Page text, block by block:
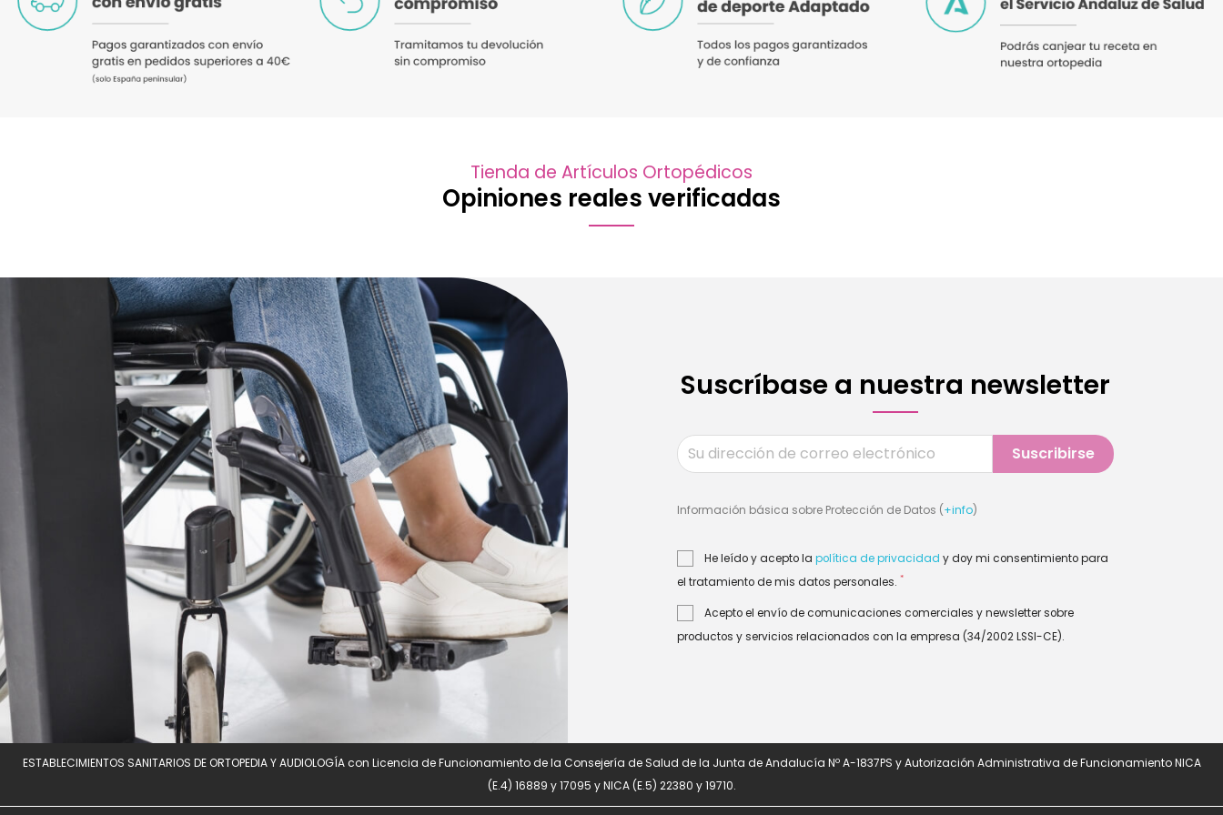
Tienda de Artículos Ortopédicos
Opiniones reales verificadas
Suscríbase a nuestra newsletter
Información básica sobre Protección de Datos (+info)
He leído y acepto la política de privacidad y doy mi consentimiento para
el tratamiento de mis datos personales. *
Acepto el envío de comunicaciones comerciales y newsletter sobre
productos y servicios relacionados con la empresa (34/2002 LSSI-CE).
ESTABLECIMIENTOS SANITARIOS DE ORTOPEDIA Y AUDIOLOGÍA con Licencia de Funcionamiento de la Consejería de Salud de la Junta de Andalucía Nº A-1837PS y Autorización Administrativa de Funcionamiento NICA
(E.4) 16889 y 17095 y NICA (E.5) 22380 y 19710.